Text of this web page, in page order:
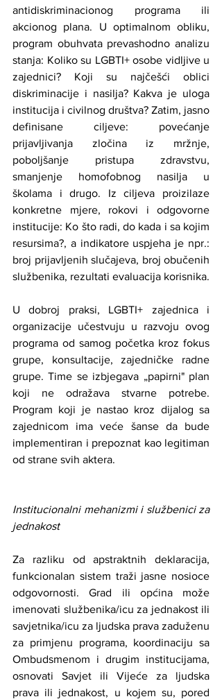
antidiskriminacionog programa ili
akcionog plana. U optimalnom obliku,
program obuhvata prevashodno analizu
stanja: Koliko su LGBTI+ osobe vidljive u
zajednici? Koji su najčešći oblici
diskriminacije i nasilja? Kakva je uloga
institucija i civilnog društva? Zatim, jasno
definisane ciljeve: povećanje
prijavljivanja zločina iz mržnje,
poboljšanje pristupa zdravstvu,
smanjenje homofobnog nasilja u
školama i drugo. Iz ciljeva proizilaze
konkretne mjere, rokovi i odgovorne
institucije: Ko što radi, do kada i sa kojim
resursima?, a indikatore uspjeha je npr.:
broj prijavljenih slučajeva, broj obučenih
službenika, rezultati evaluacija korisnika.
U dobroj praksi, LGBTI+ zajednica i
organizacije učestvuju u razvoju ovog
programa od samog početka kroz fokus
grupe, konsultacije, zajedničke radne
grupe. Time se izbjegava „papirni" plan
koji ne odražava stvarne potrebe.
Program koji je nastao kroz dijalog sa
zajednicom ima veće šanse da bude
implementiran i prepoznat kao legitiman
od strane svih aktera.
Institucionalni mehanizmi i službenici za
jednakost
Za razliku od apstraktnih deklaracija,
funkcionalan sistem traži jasne nosioce
odgovornosti. Grad ili općina može
imenovati službenika/icu za jednakost ili
savjetnika/icu za ljudska prava zaduženu
za primjenu programa, koordinaciju sa
Ombudsmenom i drugim institucijama,
osnovati Savjet ili Vijeće za ljudska
prava ili jednakost, u kojem su, pored